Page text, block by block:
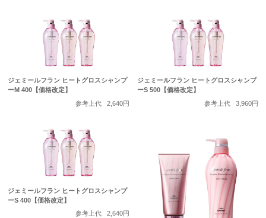
ジェミールフラン ヒートグロスシャンプ
ーM 400【価格改定】
参考上代
2,640円
ジェミールフラン ヒートグロスシャンプ
ーS 500【価格改定】
参考上代
3,960円
ジェミールフラン ヒートグロスシャンプ
ーS 400【価格改定】
参考上代
2,640円